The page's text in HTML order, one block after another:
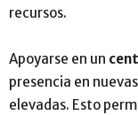
recursos.
Apoyarse en un
presencia en
elevadas. Esto